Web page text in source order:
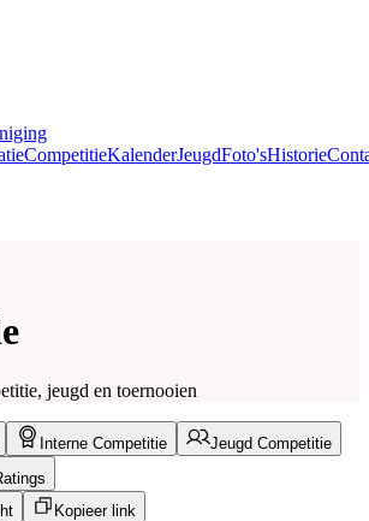
CompetitieKalenderJeugdFoto'sHistorie
jeugd en toernooien
Interne Competitie
Jeugd Competitie
Kopieer link